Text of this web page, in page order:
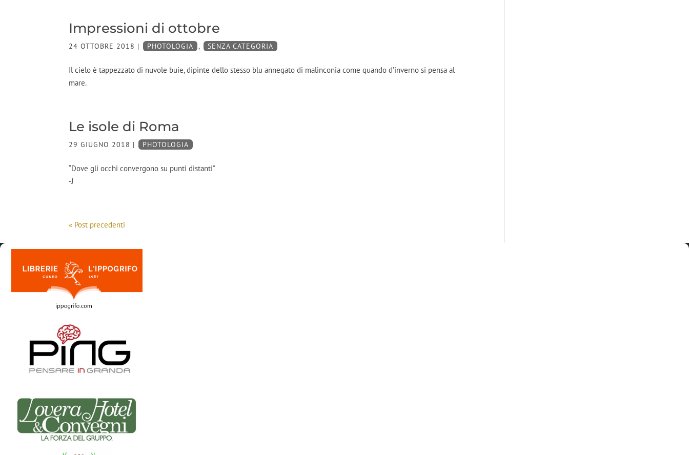
Impressioni di ottobre
24 OTTOBRE 2018 | PHOTOLOGIA , SENZA CATEGORIA
Il cielo è tappezzato di nuvole buie, dipinte dello stesso blu annegato di malinconia come quando d’inverno si pensa al
mare.
Le isole di Roma
29 GIUGNO 2018 | PHOTOLOGIA
“Dove gli occhi convergono su punti distanti”
-J
« Post precedenti